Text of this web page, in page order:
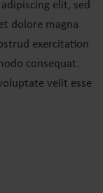
elit, sed
dolore magna
exercitation
consequat.
velit esse